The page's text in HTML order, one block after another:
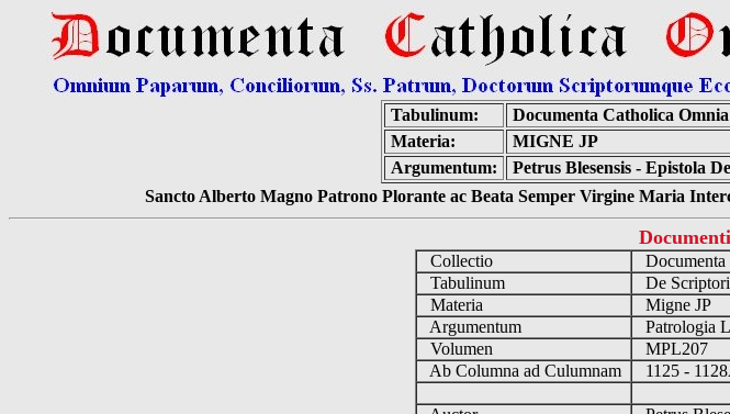
Tabulinum:
Documenta Catholica Omnia
Materia:
MIGNE JP
Argumentum:
Petrus Blesensis - Epistola
Sancto Alberto Magno Patrono Plorante ac Beata Semper Virgine Maria
Collectio
Documenta
Tabulinum
De
Materia
Migne JP
Argumentum
Patrologia
Volumen
MPL207
Ab Columna ad Culumnam
1125 -